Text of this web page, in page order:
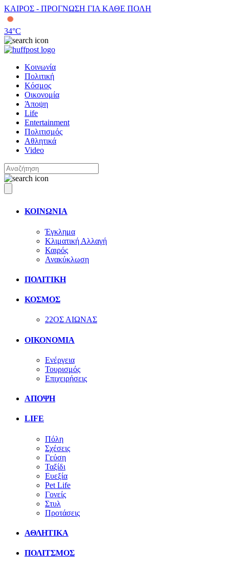
ΚΑΙΡΟΣ - ΠΡΟΓΝΩΣΗ ΓΙΑ ΚΑΘΕ ΠΟΛΗ
34°C
Κοινωνία
Πολιτική
Κόσμος
Οικονομία
Άποψη
Life
Entertainment
Πολιτισμός
Αθλητικά
Video
ΚΟΙΝΩΝΙΑ
Έγκλημα
Κλιματική Αλλαγή
Καιρός
Ανακύκλωση
ΠΟΛΙΤΙΚΗ
ΚΟΣΜΟΣ
22ΟΣ ΑΙΩΝΑΣ
ΟΙΚΟΝΟΜΙΑ
Ενέργεια
Τουρισμός
Επιχειρήσεις
ΑΠΟΨΗ
LIFE
Πόλη
Σχέσεις
Γεύση
Ταξίδι
Ευεξία
Pet Life
Γονείς
Στυλ
Προτάσεις
ΑΘΛΗΤΙΚΑ
ΠΟΛΙΤΣΜΟΣ